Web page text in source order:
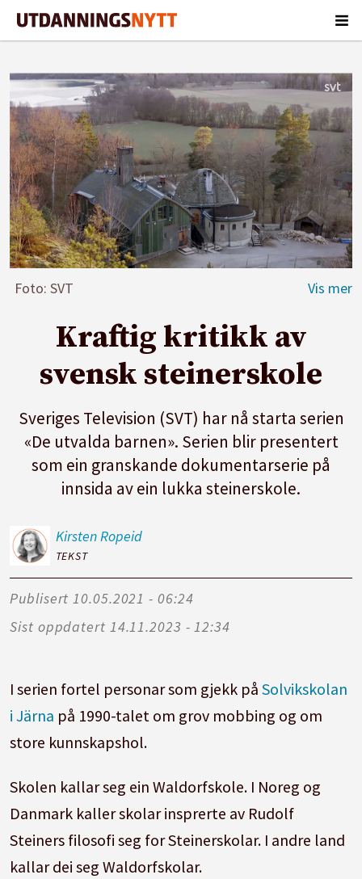
Foto: SVT
Kraftig kritikk av
svensk steinerskole
Sveriges Television (SVT) har nå starta serien
«De utvalda barnen». Serien blir presentert
som ein granskande dokumentarserie på
innsida av ein lukka steinerskole.
Kirsten Ropeid
TEKST
Publisert
10.05.2021 - 06:24
Sist oppdatert
14.11.2023 - 12:34
I serien fortel personar som gjekk påSolvikskolan
i Järna på 1990-talet om grov mobbing og om
store kunnskapshol.
Skolen kallar seg ein Waldorfskole. I Noreg og
Danmark kaller skolar insprerte av Rudolf
Steiners filosofi seg for Steinerskolar. I andre land
kallar dei seg Waldorfskolar.